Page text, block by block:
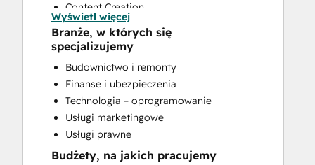
Content Creation
Conversational Marketing
CRM Implementation
CRM Migration
Custom API Integrations
Customer Marketing
Customer Success Training
Customer Support Training
Customer Survey and Analysis
Email Marketing
Wyświetl więcej
Branże, w których się
specjalizujemy
Budownictwo i remonty
Finanse i ubezpieczenia
Technologia – oprogramowanie
Usługi marketingowe
Usługi prawne
Budżety, na jakich pracujemy